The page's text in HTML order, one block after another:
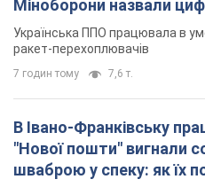
Міноборони назвали
Українська ППО працювала в
ракет-перехоплювачів
7 годин тому 7,6 т.
В Івано-Франківську
"Нової пошти" вигнали
шваброю у спеку: як їх